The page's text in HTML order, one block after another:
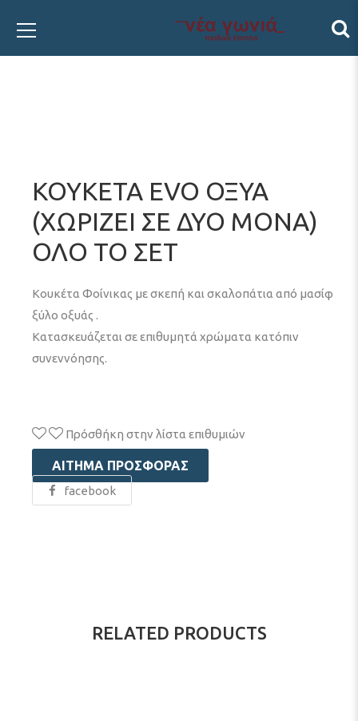
ΚΟΥΚΕΤΑ EVO ΟΞΥΑ
(ΧΩΡΙΖΕΙ ΣΕ ΔΥΟ ΜΟΝΑ)
ΟΛΟ ΤΟ ΣΕΤ
Κουκέτα Φοίνικας με σκεπή και σκαλοπάτια από μασίφ
ξύλο οξυάς .
Κατασκευάζεται σε επιθυμητά χρώματα κατόπιν
συνεννόησης.
Πρόσθήκη στην λίστα επιθυμιών
ΑΊΤΗΜΑ ΠΡΟΣΦΟΡΆΣ
facebook
RELATED PRODUCTS